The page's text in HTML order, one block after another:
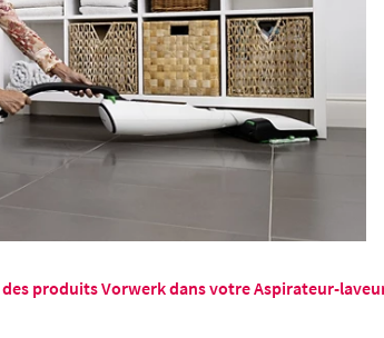
produits Vorwerk dans votre Aspirateur-